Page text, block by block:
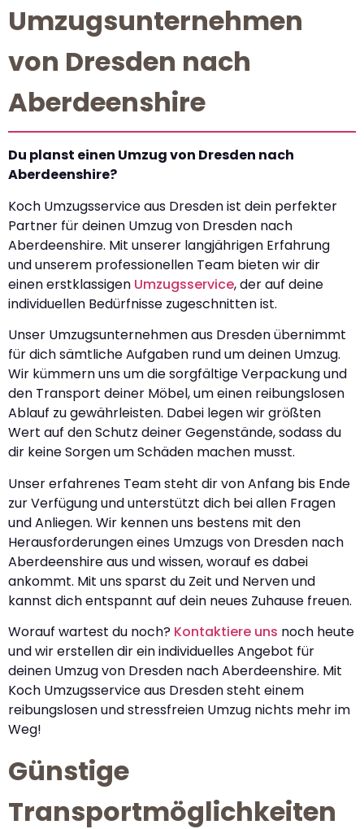
Umzugsunternehmen
von Dresden nach
Aberdeenshire
Du planst einen Umzug von Dresden nach
Aberdeenshire?
Koch Umzugsservice aus Dresden ist dein perfekter
Partner für deinen Umzug von Dresden nach
Aberdeenshire. Mit unserer langjährigen Erfahrung
und unserem professionellen Team bieten wir dir
einen erstklassigen Umzugsservice, der auf deine
individuellen Bedürfnisse zugeschnitten ist.
Unser Umzugsunternehmen aus Dresden übernimmt
für dich sämtliche Aufgaben rund um deinen Umzug.
Wir kümmern uns um die sorgfältige Verpackung und
den Transport deiner Möbel, um einen reibungslosen
Ablauf zu gewährleisten. Dabei legen wir größten
Wert auf den Schutz deiner Gegenstände, sodass du
dir keine Sorgen um Schäden machen musst.
Unser erfahrenes Team steht dir von Anfang bis Ende
zur Verfügung und unterstützt dich bei allen Fragen
und Anliegen. Wir kennen uns bestens mit den
Herausforderungen eines Umzugs von Dresden nach
Aberdeenshire aus und wissen, worauf es dabei
ankommt. Mit uns sparst du Zeit und Nerven und
kannst dich entspannt auf dein neues Zuhause freuen.
Worauf wartest du noch? Kontaktiere uns noch heute
und wir erstellen dir ein individuelles Angebot für
deinen Umzug von Dresden nach Aberdeenshire. Mit
Koch Umzugsservice aus Dresden steht einem
reibungslosen und stressfreien Umzug nichts mehr im
Weg!
Günstige
Transportmöglichkeiten